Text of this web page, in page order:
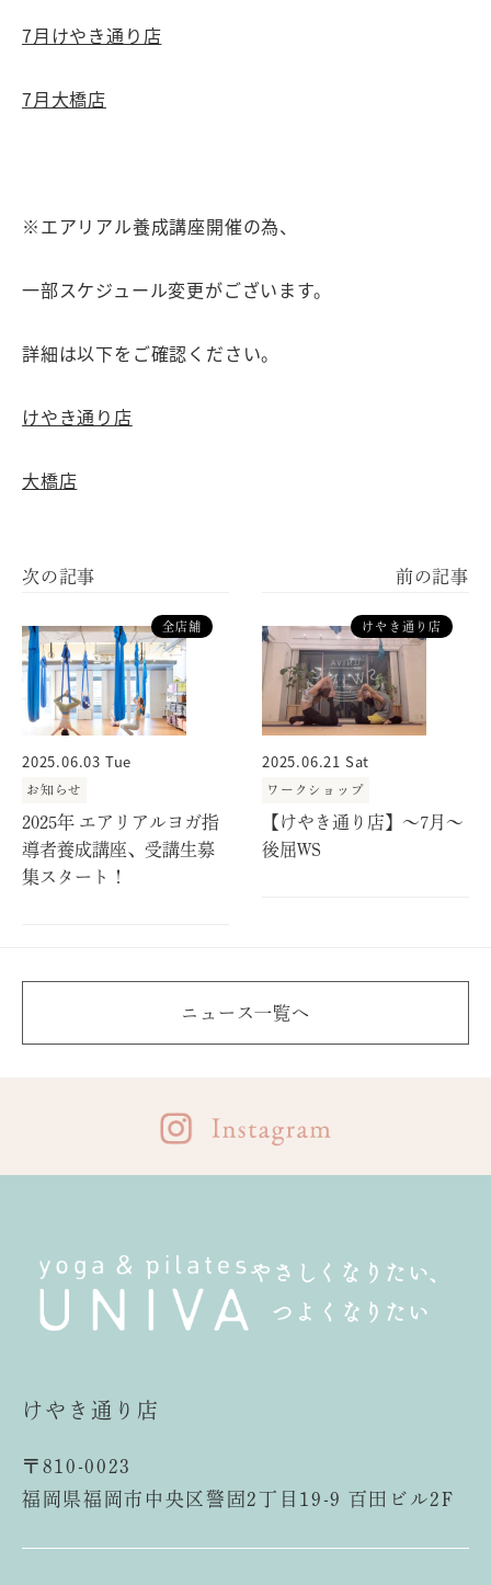
7月けやき通り店
7月大橋店
※エアリアル養成講座開催の為、
一部スケジュール変更がございます。
詳細は以下をご確認ください。
けやき通り店
大橋店
全店舗
2025.06.03 Tue
お知らせ
2025年 エアリアルヨガ指
導者養成講座、受講生募
集スタート！
けやき通り店
2025.06.21 Sat
ワークショップ
【けやき通り店】～7月～
後屈WS
ニュース一覧へ
やさしくなりたい、
つよくなりたい
けやき通り店
〒810-0023
福岡県福岡市中央区警固2丁目19-9 百田ビル2F